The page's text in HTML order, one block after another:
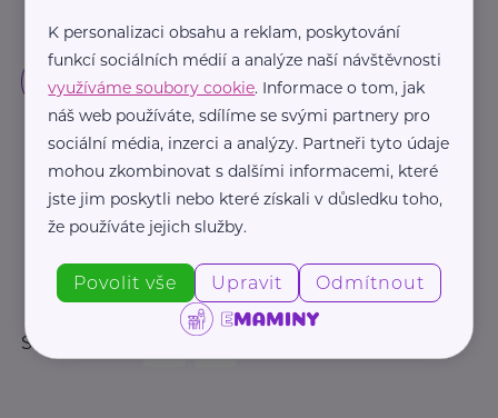
Sledujte nás:
K personalizaci obsahu a reklam, poskytování
funkcí sociálních médií a analýze naší návštěvnosti
využíváme soubory cookie. Informace o tom, jak
náš web používáte, sdílíme se svými partnery pro
sociální média, inzerci a analýzy. Partneři tyto údaje
mohou zkombinovat s dalšími informacemi, které
jste jim poskytli nebo které získali v důsledku toho,
že používáte jejich služby.
Povolit vše Upravit Odmítnout